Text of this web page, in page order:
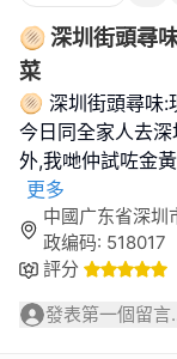
🫓 深圳街頭尋
菜
🫓 深圳街頭尋味:
今日同全家人去
外,我哋仲試咗金
更多
中國广东省深圳
政编码: 518017
評分
發表第一個留言